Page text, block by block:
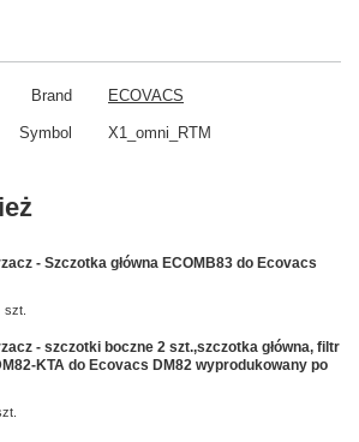
Brand ECOVACS
Symbol X1_omni_RTM
- Szczotka główna ECOMB83 do Ecovacs
szt.
- szczotki boczne 2 szt.,szczotka główna, filtr
KTA do Ecovacs DM82 wyprodukowany po